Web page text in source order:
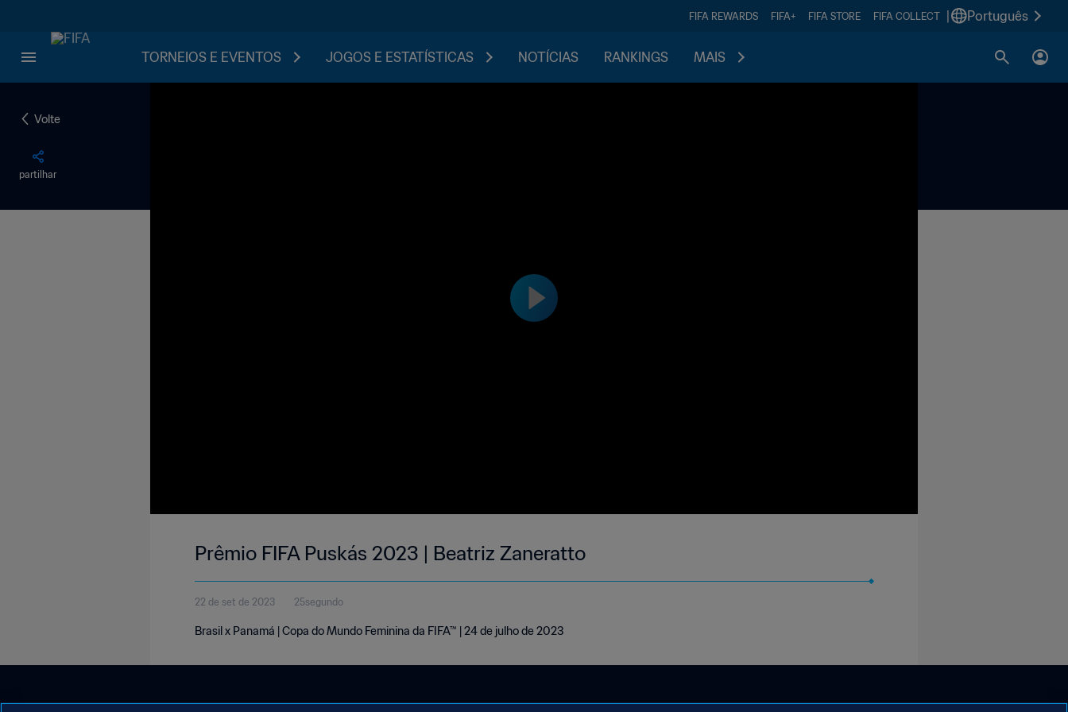
FIFA REWARDS FIFA+ FIFA STORE FIFA COLLECT Português
TORNEIOS E EVENTOS JOGOS E ESTATÍSTICAS NOTÍCIAS RANKINGS MAIS
Volte
partilhar
Prêmio FIFA Puskás 2023 | Beatriz Zaneratto
22 de set de 2023 25segundo
Brasil x Panamá | Copa do Mundo Feminina da FIFA™ | 24 de julho de 2023